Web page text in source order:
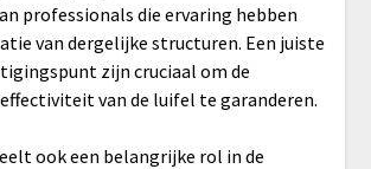
professionals die ervaring hebben
van dergelijke structuren. Een juiste
zijn cruciaal om de
van de luifel te garanderen.
ook een belangrijke rol in de